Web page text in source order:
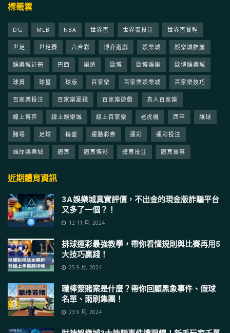
標籤雲
DG MLB NBA 世界盃 世界盃投注 世界盃賽程
世足 世足賽 六合彩 博弈遊戲 娛樂城 娛樂城推薦
娛樂城註冊 巴西 樂透 歐博 歐博娛樂 歐博娛樂城
球員 球星 球版 百家樂 百家樂娛樂城 百家樂技巧
百家樂投注 百家樂贏錢 百家樂遊戲 真人百家樂
線上博弈 線上娛樂城 線上百家樂 老虎機 西甲 讓球
賭場 足球 輪盤 運動彩券 運彩 運彩投注
雄厚娛樂城 體育 體育博彩 體育投注 體育賽事
近期體育資訊
3A娛樂城真實評價，不出金的現金版詐騙平台
又多了一個？！
12 11 月, 2024
排球運彩最強教學，帶你看懂規則與比賽再用5
大技巧贏錢！
25 9 月, 2024
職棒簽賭案是什麼？帶你回顧黑象事件、假球
名單、雨刷集團！
23 9 月, 2024